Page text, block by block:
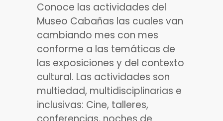
Conoce las actividades del
Museo Cabañas las cuales van
cambiando mes con mes
conforme a las temáticas de
las exposiciones y del contexto
cultural. Las actividades son
multiedad, multidisciplinarias e
inclusivas: Cine, talleres,